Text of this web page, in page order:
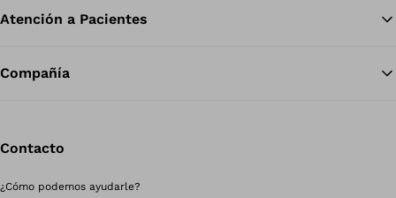
Atención a Pacientes
Compañía
Contacto
¿Cómo podemos ayudarle?